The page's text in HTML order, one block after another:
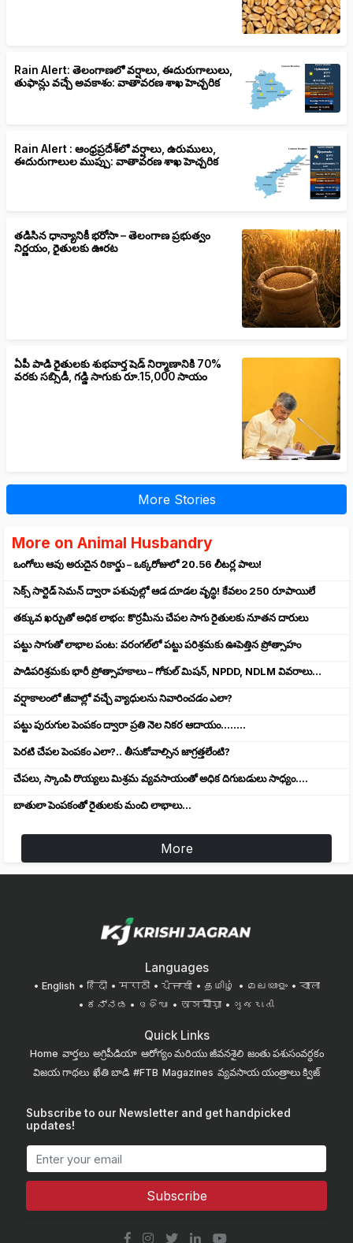
Rain Alert: తెలంగాణలో వర్షాలు, ఈదురుగాలులు,
తుఫాన్లు వచ్చే అవకాశం: వాతావరణ శాఖ హెచ్చరిక
Rain Alert : ఆంధ్రప్రదేశ్‌లో వర్షాలు, ఉరుములు,
ఈదురుగాలుల ముప్పు: వాతావరణ శాఖ హెచ్చరిక
తడిసిన ధాన్యానికీ భరోసా – తెలంగాణ ప్రభుత్వం
నిర్ణయం, రైతులకు ఊరట
ఏపీ పాడి రైతులకు శుభవార్త షెడ్ నిర్మాణానికి 70%
వరకు సబ్సిడీ, గడ్డి సాగుకు రూ.15,000 సాయం
More Stories
More on Animal Husbandry
ఒంగోలు ఆవు అరుదైన రికార్డు – ఒక్కరోజులో 20.56 లీటర్ల పాలు!
సెక్స్‌ సార్టెడ్‌ సెమన్‌ ద్వారా పశువుల్లో ఆడ దూడల వృద్ధి! కేవలం 250 రూపాయిలే
తక్కువ ఖర్చుతో అధిక లాభం: కొర్రమీను చేపల సాగు రైతులకు నూతన దారులు
పట్టు సాగుతో లాభాల పంట: వరంగల్‌లో పట్టు పరిశ్రమకు ఊపెత్తిన ప్రోత్సాహం
పాడిపరిశ్రమకు భారీ ప్రోత్సాహకాలు – గోకుల్ మిషన్, NPDD, NDLM వివరాలు…
వర్షాకాలంలో జీవాల్లో వచ్చే వ్యాధులను నివారించడం ఎలా?
పట్టు పురుగుల పెంపకం ద్వారా ప్రతి నెల నికర ఆదాయం........
పెరటి చేపల పెంపకం ఎలా?.. తీసుకోవాల్సిన జాగ్రత్తలేంటి?
చేపలు, స్కాంపి రొయ్యలు మిశ్రమ వ్యవసాయంతో అధిక దిగుబడులు సాధ్యం....
బాతులా పెంపకంతో రైతులకు మంచి లాభాలు...
More
Languages
English हिंदी मराठी ਪੰਜਾਬੀ தமிழ் മലയാളം
বাংলা
ಕನ್ನಡ
ଓଡିଆ অসমীয়া ગુજરાતી
Quick Links
Home వార్తలు అగ్రిపీడియా ఆరోగ్యం మరియు జీవనశైలి జంతు పశుసంవర్ధకం
విజయ గాథలు ఖేతి బాడి #FTB Magazines వ్యవసాయ యంత్రాలు క్విజ్
Subscribe to our Newsletter and get handpicked
updates!
Subscribe